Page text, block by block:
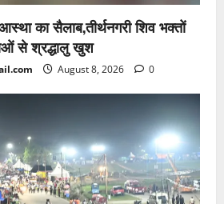
का सैलाब,तीर्थनगरी शिव भक्तों
से श्रद्धालु खुश
August 8, 2026 0